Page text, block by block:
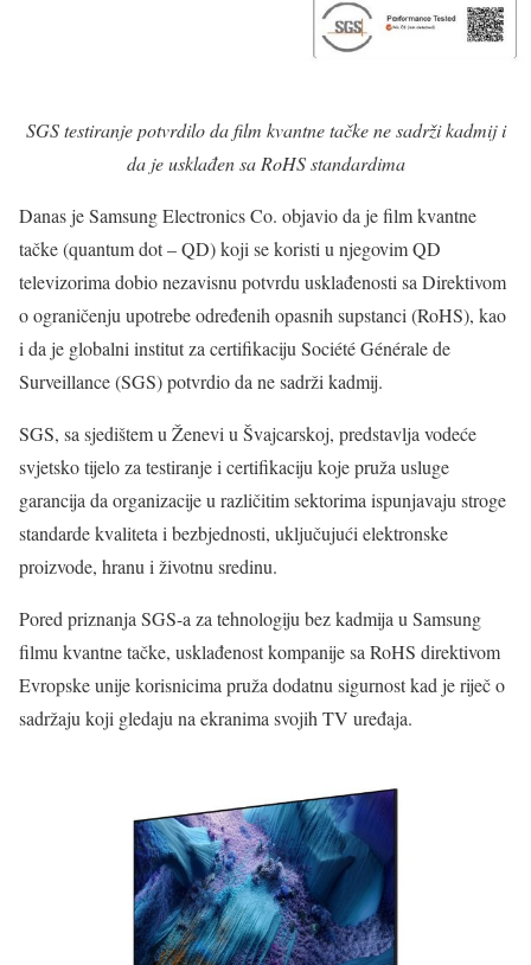
SGS testiranje potvrdilo da film kvantne tačke ne sadrži kadmij i
da je usklađen sa RoHS standardima
Danas je Samsung Electronics Co. objavio da je film kvantne
tačke (quantum dot – QD) koji se koristi u njegovim QD
televizorima dobio nezavisnu potvrdu usklađenosti sa Direktivom
o ograničenju upotrebe određenih opasnih supstanci (RoHS), kao
i da je globalni institut za certifikaciju Société Générale de
Surveillance (SGS) potvrdio da ne sadrži kadmij.
SGS, sa sjedištem u Ženevi u Švajcarskoj, predstavlja vodeće
svjetsko tijelo za testiranje i certifikaciju koje pruža usluge
garancija da organizacije u različitim sektorima ispunjavaju stroge
standarde kvaliteta i bezbjednosti, uključujući elektronske
proizvode, hranu i životnu sredinu.
Pored priznanja SGS-a za tehnologiju bez kadmija u Samsung
filmu kvantne tačke, usklađenost kompanije sa RoHS direktivom
Evropske unije korisnicima pruža dodatnu sigurnost kad je riječ o
sadržaju koji gledaju na ekranima svojih TV uređaja.